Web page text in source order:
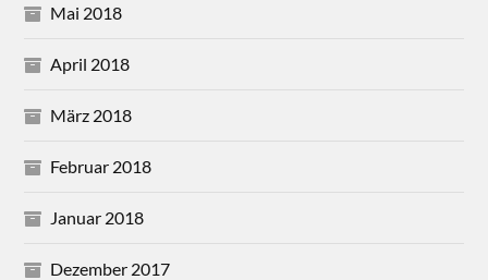
Mai 2018
April 2018
März 2018
Februar 2018
Januar 2018
Dezember 2017